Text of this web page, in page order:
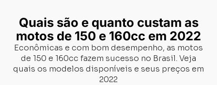
Quais são e quanto custam as
motos de 150 e 160cc em 2022
Econômicas e com bom desempenho, as motos
de 150 e 160cc fazem sucesso no Brasil. Veja
quais os modelos disponíveis e seus preços em
2022